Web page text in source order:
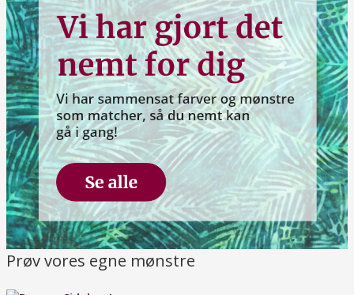
Prøv vores egne mønstre